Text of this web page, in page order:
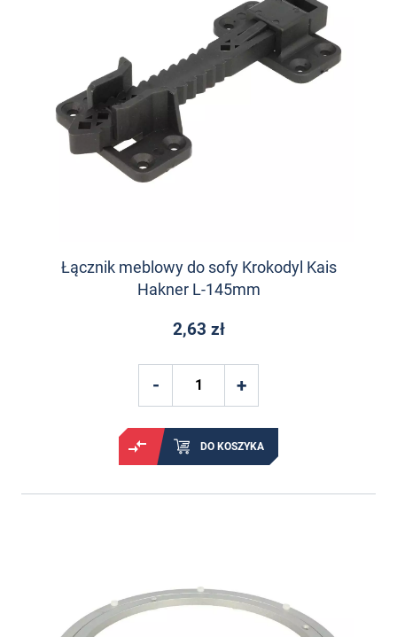
Łącznik meblowy do sofy Krokodyl Kais
Hakner L-145mm
2,63 zł
DO KOSZYKA